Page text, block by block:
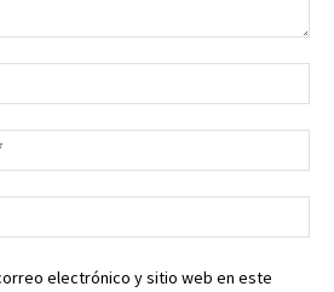
electrónico y sitio web en este